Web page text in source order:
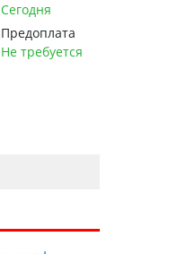
Сегодня
Предоплата
Не требуется